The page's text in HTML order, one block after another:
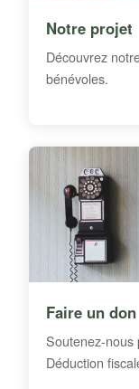
Notre projet
Découvrez
bénévoles.
Faire un don
Soutenez-nous
Déduction